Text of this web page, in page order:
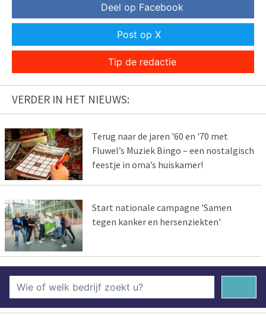
Deel op Facebook
Post op X
Tip de redactie
VERDER IN HET NIEUWS:
Terug naar de jaren '60 en '70 met
Fluwel’s Muziek Bingo – een nostalgisch
feestje in oma’s huiskamer!
Start nationale campagne 'Samen
tegen kanker en hersenziekten'